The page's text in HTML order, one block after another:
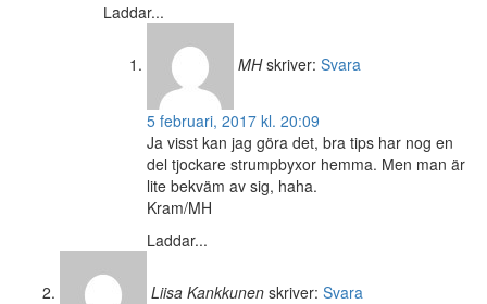
Laddar...
MH skriver: Svara
5 februari, 2017 kl. 20:09
Ja visst kan jag göra det, bra tips har nog en
del tjockare strumpbyxor hemma. Men man är
lite bekväm av sig, haha.
Kram/MH
Laddar...
Liisa Kankkunen skriver: Svara